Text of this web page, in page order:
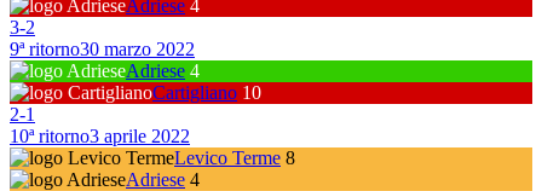
Adriese 4
3-2
9ª ritorno30 marzo 2022
Adriese 4
Cartigliano 10
2-1
10ª ritorno3 aprile 2022
Levico Terme 8
Adriese 4